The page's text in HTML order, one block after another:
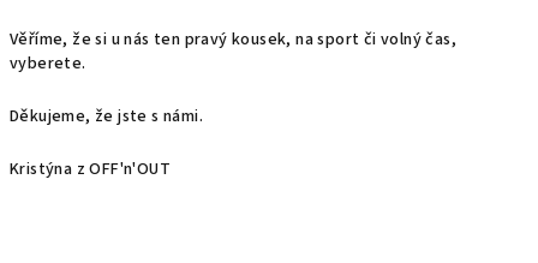
Věříme, že si u nás ten pravý kousek, na sport či volný čas,
vyberete.
Děkujeme, že jste s námi.
Kristýna z OFF'n'OUT